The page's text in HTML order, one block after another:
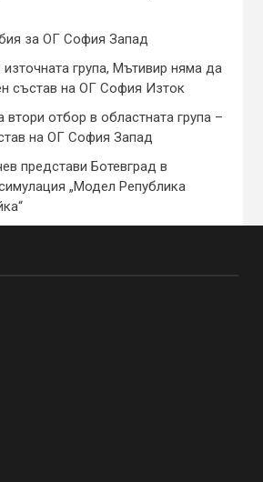
за ОГ София Запад
група, Мътивир няма да
състав на ОГ София Изток
втори отбор в областната група –
на ОГ София Запад
представи Ботевград в
„Модел Република